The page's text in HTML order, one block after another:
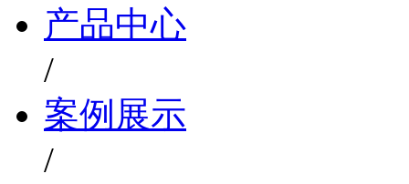
产品中心
/
案例展示
/